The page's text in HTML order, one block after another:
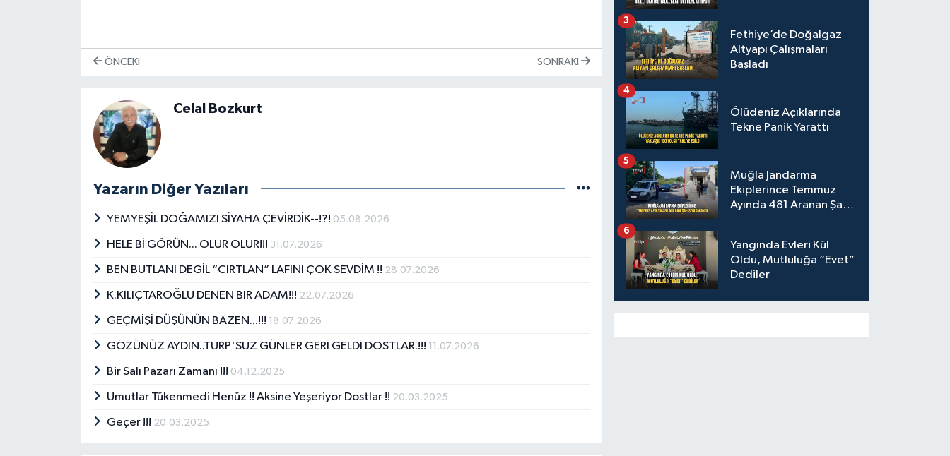
ÖNCEKI SONRAKI
Celal Bozkurt
Yazarın Diğer Yazıları
YEMYEŞİL DOĞAMIZI SİYAHA ÇEVİRDİK--!?! 05.08.2026
HELE Bİ GÖRÜN... OLUR OLUR!!! 31.07.2026
BEN BUTLANI DEGİL “CIRTLAN” LAFINI ÇOK SEVDİM !! 28.07.2026
K.KILIÇTAROĞLU DENEN BİR ADAM!!! 22.07.2026
GEÇMİŞİ DÜŞÜNÜN BAZEN...!!! 18.07.2026
GÖZÜNÜZ AYDIN..TURP'SUZ GÜNLER GERİ GELDİ DOSTLAR.!!! 11.07.2026
Bir Salı Pazarı Zamanı !!! 04.12.2025
Umutlar Tükenmedi Henüz !! Aksine Yeşeriyor Dostlar !! 20.03.2025
Geçer !!! 20.03.2025
Fethiye’de Doğalgaz
Altyapı Çalışmaları
Başladı
3
Ölüdeniz Açıklarında
Tekne Panik Yarattı
4
Muğla Jandarma
Ekiplerince Temmuz
Ayında 481 Aranan Şahıs
5
Yangında Evleri Kül
Oldu, Mutluluğa “Evet”
Dediler
6